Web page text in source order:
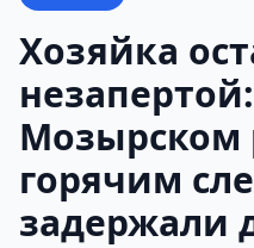
Хозяйка
Мозырском
горячим
задержали